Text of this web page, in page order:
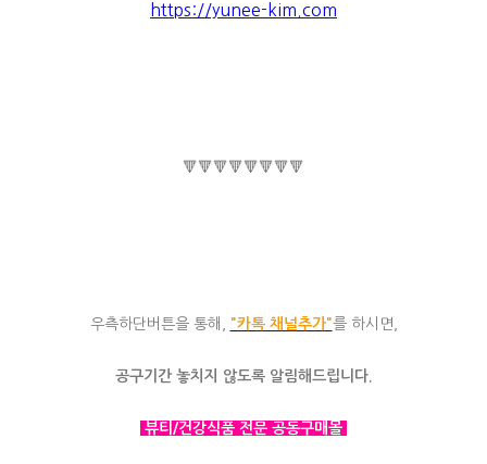
https://yunee-kim.com
🔻🔻🔻🔻🔻🔻🔻🔻
우측하단버튼을 통해, "카톡 채널추가"를 하시면,
공구기간 놓치지 않도록 알림해드립니다.
뷰티/건강식품 전문 공동구매몰